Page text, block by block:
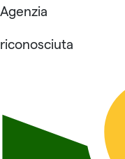
Agenzia
riconosciuta